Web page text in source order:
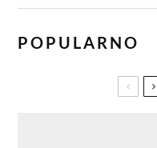
POPULARNO